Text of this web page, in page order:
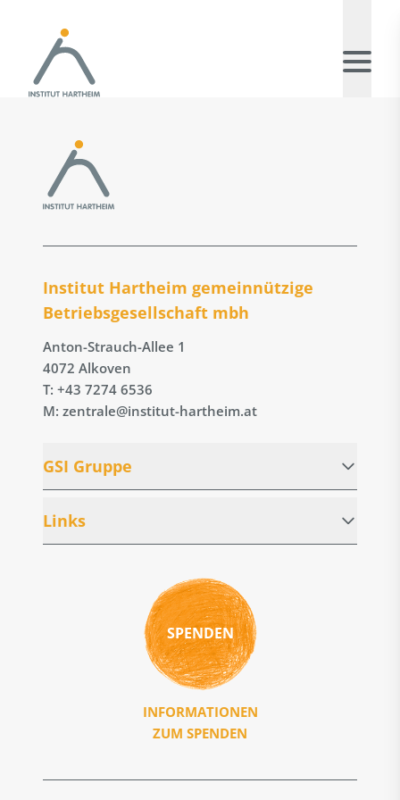
Institut Hartheim gemeinnützige
Betriebs­gesellschaft mbh
Anton-Strauch-Allee 1
4072 Alkoven
T: +43 7274 6536
M: zentrale@institut-hartheim.at
GSI Gruppe
Links
SPENDEN
INFORMATIONEN
ZUM SPENDEN